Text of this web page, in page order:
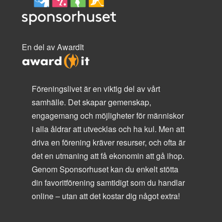
En del av AwardIt
Föreningslivet är en viktig del av vårt
samhälle. Det skapar gemenskap,
engagemang och möjligheter för människor
i alla åldrar att utvecklas och ha kul. Men att
driva en förening kräver resurser, och ofta är
det en utmaning att få ekonomin att gå ihop.
Genom Sponsorhuset kan du enkelt stötta
din favoritförening samtidigt som du handlar
online – utan att det kostar dig något extra!